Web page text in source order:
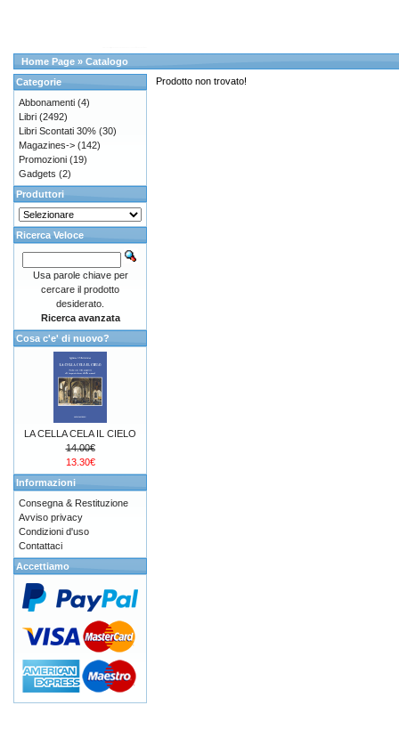
Home Page » Catalogo
Prodotto non trovato!
Categorie
Abbonamenti (4)
Libri (2492)
Libri Scontati 30% (30)
Magazines-> (142)
Promozioni (19)
Gadgets (2)
Produttori
Ricerca Veloce
Usa parole chiave per
cercare il prodotto
desiderato.
Ricerca avanzata
Cosa c'e' di nuovo?
LA CELLA CELA IL CIELO
14.00€
13.30€
Informazioni
Consegna & Restituzione
Avviso privacy
Condizioni d'uso
Contattaci
Accettiamo